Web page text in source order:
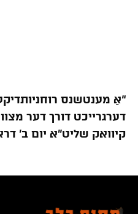
“אַ מענטשנס
דערגרייכט דורך דער
קיוואק שליט”א יום ב’